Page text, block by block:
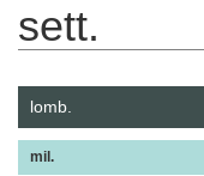
sett.
lomb.
mil.